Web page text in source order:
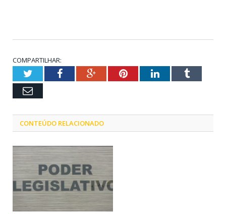
COMPARTILHAR:
TwitterFacebookGoogle+PinterestLinkedInTumblr
Email
CONTEÚDO RELACIONADO